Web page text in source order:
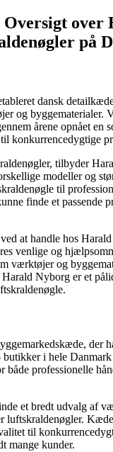
Oversigt over
på
dansk
og byggematerialer.
årene opnået en
konkurrencedygtige
tilbyder
modeller og
til
finde et passende
at handle hos
venlige og
værktøjer og
Nyborg er et
der
butikker i hele
både professionelle
et bredt udvalg af
luftskraldenøgler.
til
mange kunder.